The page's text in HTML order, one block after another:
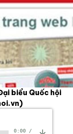
biểu Quốc hội
0:00/